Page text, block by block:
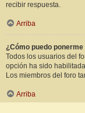
recibir respuesta.
Arriba
¿Cómo puedo
Todos los usuarios del
opción ha sido
Los miembros del foro
Arriba